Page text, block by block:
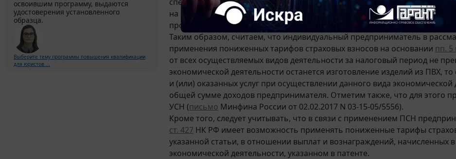
освоившим программу, выдаются
удостоверения установленного
образца.
Выберите тему программы повышения квалификации
для юристов ...
на основании приведенной нормы при условии выполнения требований
прослеживается из
письма
Минфина России от 08.02.2017 N 03-15-06/6730.
Таким образом, считаем, что индивидуальный предприниматель в
применения пониженных тарифов страховых взносов на основании пп. 5
от всех осуществляемых видов деятельности за налоговый период не
экономической деятельности останется изготовление изделий из ПВХ,
и (или) оказанных услуг при осуществлении данного вида экономической
общей сумме доходов предпринимателя. Отметим также, что для этого
УСН (письмо Минфина России от 02.02.2017 N 03-15-05/5556).
Кроме того, следует учитывать, что в связи с применением ПСН
ст. 427 НК РФ имеет возможность применять пониженные тарифы
указанной статьи, в отношении выплат и вознаграждений, начисленных
экономической деятельности, указанном в патенте.